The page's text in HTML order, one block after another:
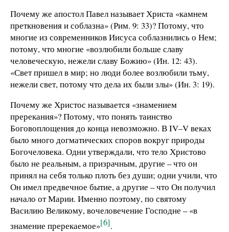
Почему же апостол Павел называет Христа «камнем
преткновения и соблазна» (Рим. 9: 33)? Потому, что
многие из современников Иисуса соблазнились о Нем;
потому, что многие «возлюбили больше славу
человеческую, нежели славу Божию» (Ин. 12: 43).
«Свет пришел в мир; но люди более возлюбили тьму,
нежели свет, потому что дела их были злы» (Ин. 3: 19).
Почему же Христос называется «знамением
пререкания»? Потому, что понять таинство
Боговоплощения до конца невозможно. В IV–V веках
было много догматических споров вокруг природы
Богочеловека. Одни утверждали, что тело Христово
было не реальным, а призрачным, другие – что он
принял на себя только плоть без души; одни учили, что
Он имел предвечное бытие, а другие – что Он получил
начало от Марии. Именно поэтому, по святому
Василию Великому, вочеловечение Господне – «в
знамение пререкаемое»[6].